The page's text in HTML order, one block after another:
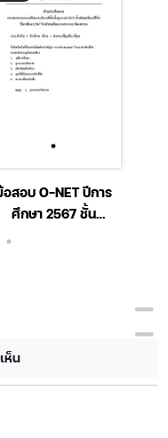
อสอบ O-NET ปีการ
ศึกษา 2567 ชั้น
มัธยมศึกษาปีที่ 6 วิชา
ห็น